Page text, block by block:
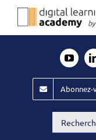
Passer
Évènements ILDI
Offres d’emploi
Abonnez-
Rechercher: